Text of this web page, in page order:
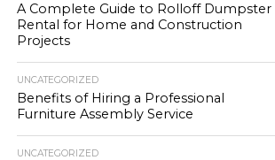
A Complete Guide to Rolloff Dumpster
Rental for Home and Construction
Projects
UNCATEGORIZED
Benefits of Hiring a Professional
Furniture Assembly Service
UNCATEGORIZED